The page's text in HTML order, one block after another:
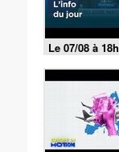
Le 07/08 à 18h